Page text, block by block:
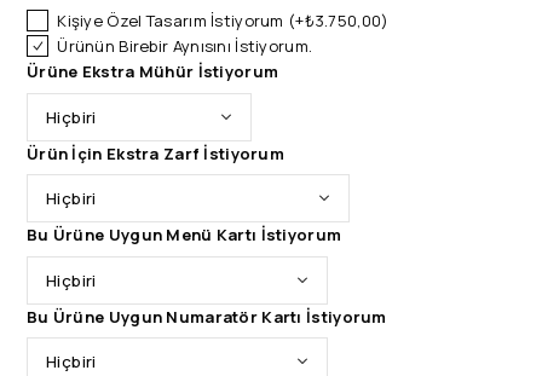
Kişiye Özel Tasarım İstiyorum (+₺3.750,00)
Ürünün Birebir Aynısını İstiyorum.
Ürüne Ekstra Mühür İstiyorum
Ürün İçin Ekstra Zarf İstiyorum
Bu Ürüne Uygun Menü Kartı İstiyorum
Bu Ürüne Uygun Numaratör Kartı İstiyorum